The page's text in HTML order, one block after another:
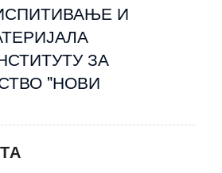
И
ЗА
"НОВИ